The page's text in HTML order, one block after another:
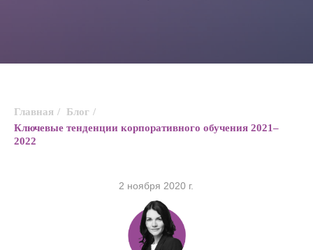
Главная / Блог /
Ключевые тенденции корпоративного обучения 2021–
2022
2 ноября 2020 г.